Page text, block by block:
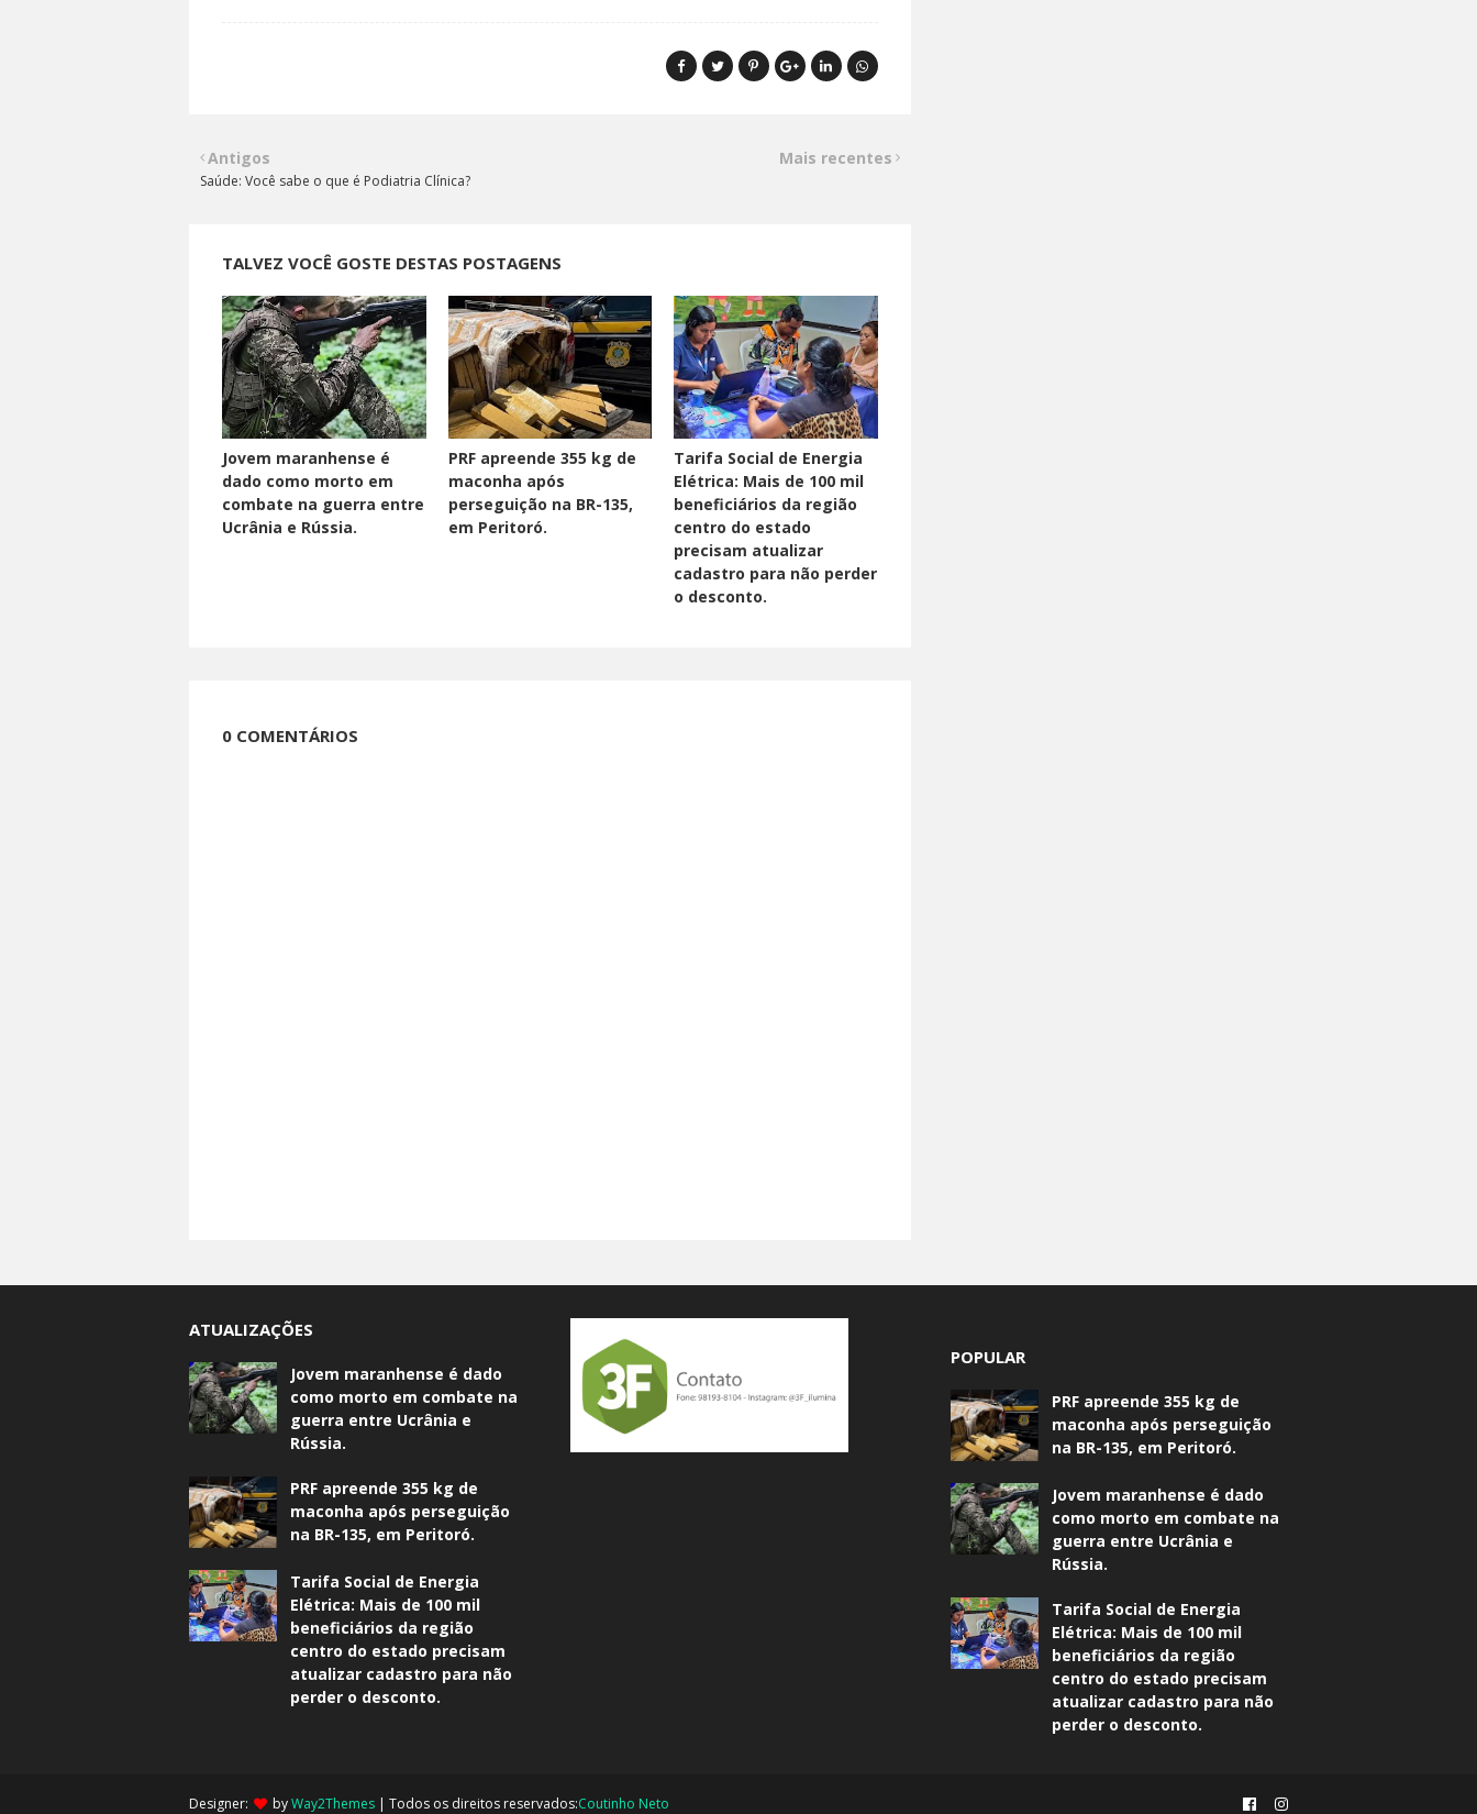
Mais recentes
Antigos
Saúde: Você sabe o que é Podiatria Clínica?
TALVEZ VOCÊ GOSTE DESTAS POSTAGENS
Jovem maranhense é
dado como morto em
combate na guerra entre
Ucrânia e Rússia.
PRF apreende 355 kg de
maconha após
perseguição na BR-135,
em Peritoró.
Tarifa Social de Energia
Elétrica: Mais de 100 mil
beneficiários da região
centro do estado
precisam atualizar
cadastro para não perder
o desconto.
0 COMENTÁRIOS
ATUALIZAÇÕES
Jovem maranhense é dado
como morto em combate na
guerra entre Ucrânia e
Rússia.
PRF apreende 355 kg de
maconha após perseguição
na BR-135, em Peritoró.
Tarifa Social de Energia
Elétrica: Mais de 100 mil
beneficiários da região
centro do estado precisam
atualizar cadastro para não
perder o desconto.
POPULAR
PRF apreende 355 kg de
maconha após perseguição
na BR-135, em Peritoró.
Jovem maranhense é dado
como morto em combate na
guerra entre Ucrânia e
Rússia.
Tarifa Social de Energia
Elétrica: Mais de 100 mil
beneficiários da região
centro do estado precisam
atualizar cadastro para não
perder o desconto.
Designer: byWay2Themes | Todos os direitos reservados:Coutinho Neto